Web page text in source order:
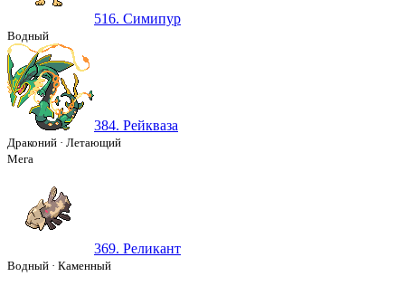
516. Симипур
Водный
384. Рейкваза
Драконий · Летающий
Мега
369. Реликант
Водный · Каменный